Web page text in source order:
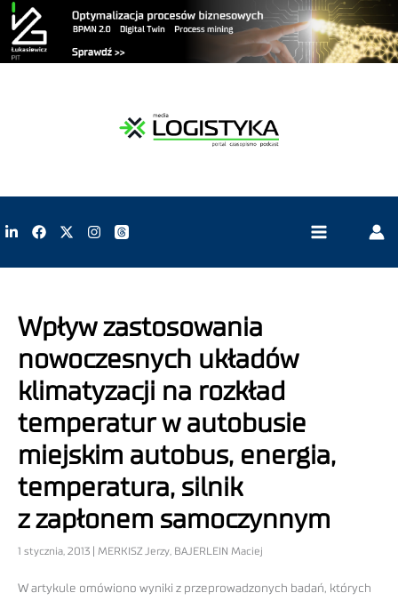
Wpływ zastosowania
nowoczesnych układów
klimatyzacji na rozkład
temperatur w autobusie
miejskim autobus, energia,
temperatura, silnik
z zapłonem samoczynnym
1 stycznia, 2013 | MERKISZ Jerzy, BAJERLEIN Maciej
W artykule omówiono wyniki z przeprowadzonych badań, których